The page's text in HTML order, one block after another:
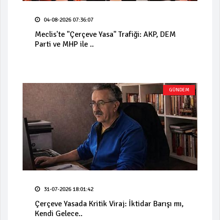
04-08-2026 07:36:07
Meclis'te "Çerçeve Yasa" Trafiği: AKP, DEM
Parti ve MHP ile ..
GÜNDEM
31-07-2026 18:01:42
Çerçeve Yasada Kritik Viraj: İktidar Barışı mı,
Kendi Gelece..